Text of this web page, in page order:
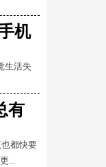
机
生活失
有
都快要
...